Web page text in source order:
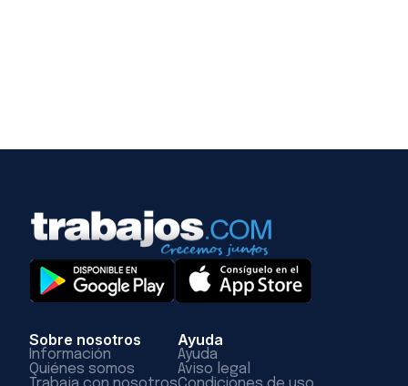
Sobre nosotros
Información
Quiénes somos
Ayuda
Ayuda
Aviso legal